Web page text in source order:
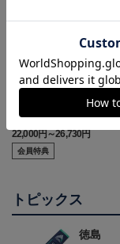
2026/27オーセンティッ
クユニフォーム(FP1st/半
袖)
22,000円～26,730円
会員特典
トピックス
徳島